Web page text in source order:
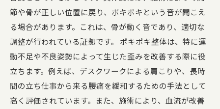
節や骨が正しい位置に戻り、ポキポキという音が聞こえ
る場合があります。これは、骨が動く音であり、適切な
調整が行われている証拠です。 ポキポキ整体は、特に運
動不足や不良姿勢によって生じた歪みを改善する際に役
立ちます。例えば、デスクワークによる肩こりや、長時
間の立ち仕事から来る腰痛を緩和するための手法として
高く評価されています。また、施術により、血流が改善